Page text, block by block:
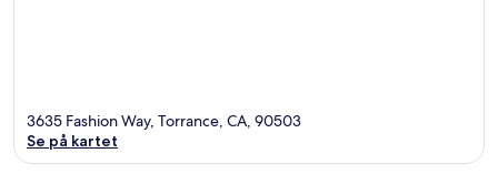
3635 Fashion Way, Torrance, CA, 90503
Se på kartet